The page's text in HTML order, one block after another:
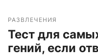
РАЗВЛЕЧЕНИЯ
Тест для
гений, если